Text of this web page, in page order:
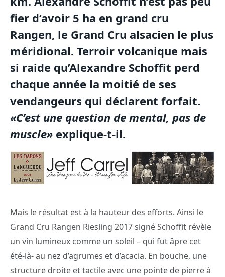
fier d’avoir 5 ha en grand cru
Rangen, le Grand Cru alsacien le plus
méridional. Terroir volcanique mais
si raide qu’Alexandre Schoffit perd
chaque année la moitié de ses
vendangeurs qui déclarent forfait.
«C’est une question de mental, pas de
muscle» explique-t-il.
Mais le résultat est à la hauteur des efforts. Ainsi le
Grand Cru Rangen Riesling 2017 signé Schoffit révèle
un vin lumineux comme un soleil – qui fut âpre cet
été-là- au nez d’agrumes et d’acacia. En bouche, une
structure droite et tactile avec une pointe de pierre à